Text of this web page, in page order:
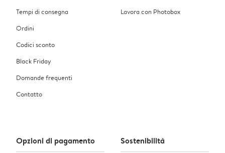
Tempi di consegna
Ordini
Codici sconto
Black Friday
Domande frequenti
Contatto
Lavora con Photobox
Opzioni di pagamento Sostenibilità